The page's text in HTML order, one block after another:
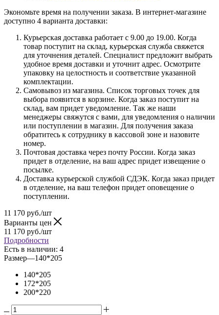
Экономьте время на получении заказа. В интернет-магазине
доступно 4 варианта доставки:
Курьерская доставка работает с 9.00 до 19.00. Когда
товар поступит на склад, курьерская служба свяжется
для уточнения деталей. Специалист предложит выбрать
удобное время доставки и уточнит адрес. Осмотрите
упаковку на целостность и соответствие указанной
комплектации.
Самовывоз из магазина. Список торговых точек для
выбора появится в корзине. Когда заказ поступит на
склад, вам придет уведомление. Так же наши
менеджеры свяжутся с вами, для уведомления о наличии
или поступлении в магазин. Для получения заказа
обратитесь к сотруднику в кассовой зоне и назовите
номер.
Почтовая доставка через почту России. Когда заказ
придет в отделение, на ваш адрес придет извещение о
посылке.
Доставка курьерской службой СДЭК. Когда заказ придет
в отделение, на ваш телефон придет оповещение о
поступлении.
11 170 руб./шт
Варианты цен
11 170 руб./шт
Подробности
Есть в наличии: 4
Размер—140*205
140*205
172*205
200*220